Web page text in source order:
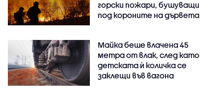
горски пожари, бушуващи
под короните на дървета
Майка беше влачена 45
метра от влак, след като
детската ѝ количка се
заклещи във вагона